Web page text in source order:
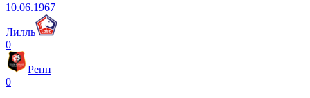
10.06.1967
Лилль
0
Ренн
0